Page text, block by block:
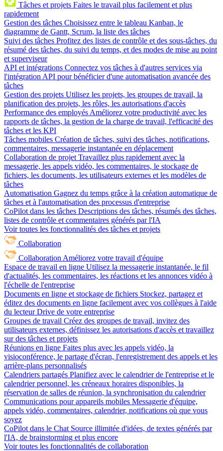
Tâches et projets Faites le travail plus facilement et plus
rapidement
Gestion des tâches Choisissez entre le tableau Kanban, le
diagramme de Gantt, Scrum, la liste des tâches
Suivi des tâches Profitez des listes de contrôle et des sous-tâches, du
résumé des tâches, du suivi du temps, et des modes de mise au point
et superviseur
API et intégrations Connectez vos tâches à d'autres services via
l'intégration API pour bénéficier d'une automatisation avancée des
tâches
Gestion des projets Utilisez les projets, les groupes de travail, la
planification des projets, les rôles, les autorisations d'accès
Performance des employés Améliorez votre productivité avec les
rapports de tâches, la gestion de la charge de travail, l'efficacité des
tâches et les KPI
Tâches mobiles Création de tâches, suivi des tâches, notifications,
commentaires, messagerie instantanée en déplacement
Collaboration de projet Travaillez plus rapidement avec la
messagerie, les appels vidéo, les commentaires, le stockage de
fichiers, les documents, les utilisateurs externes et les modèles de
tâches
Automatisation Gagnez du temps grâce à la création automatique de
tâches et à l'automatisation des processus d'entreprise
CoPilot dans les tâches Descriptions des tâches, résumés des tâches,
listes de contrôle et commentaires générés par l'IA
Voir toutes les fonctionnalités des tâches et projets
Collaboration
Collaboration Améliorez votre travail d'équipe
Espace de travail en ligne Utilisez la messagerie instantanée, le fil
d'actualités, les commentaires, les réactions et les annonces vidéo à
l'échelle de l'entreprise
Documents en ligne et stockage de fichiers Stockez, partagez et
éditez des documents en ligne facilement avec vos collègues à l'aide
du lecteur Drive de votre entreprise
Groupes de travail Créez des groupes de travail, invitez des
utilisateurs externes, définissez les autorisations d'accès et travaillez
sur des tâches et projets
Réunions en ligne Faites plus avec les appels vidéo, la
visioconférence, le partage d'écran, l'enregistrement des appels et les
arrière-plans personnalisés
Calendriers partagés Planifiez avec le calendrier de l'entreprise et le
calendrier personnel, les créneaux horaires disponibles, la
réservation de salles de réunion, la synchronisation du calendrier
Communications pour appareils mobiles Messagerie d'équipe,
appels vidéo, commentaires, calendrier, notifications où que vous
soyez
CoPilot dans le Chat Source illimitée d'idées, de textes générés par
l'IA, de brainstorming et plus encore
Voir toutes les fonctionnalités de collaboration